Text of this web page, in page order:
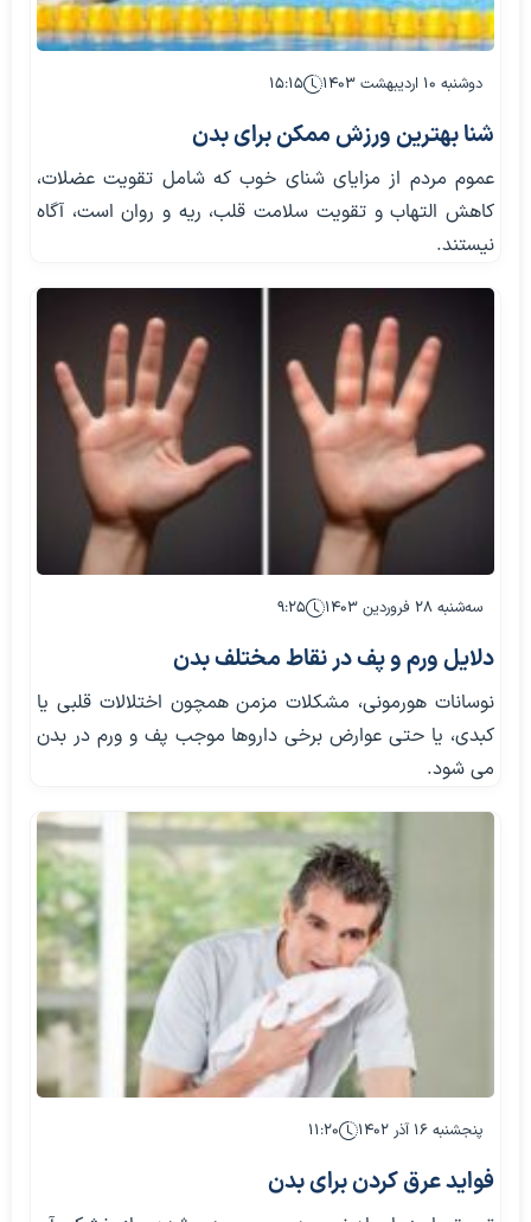
دوشنبه ۱۰ اردیبهشت ۱۴۰۳ ۱۵:۱۵
شنا بهترین ورزش ممکن برای بدن
عموم مردم از مزایای شنای خوب که شامل تقویت عضلات،
کاهش التهاب و تقویت سلامت قلب، ریه و روان است، آگاه
نیستند.
سه‌شنبه ۲۸ فروردین ۱۴۰۳ ۹:۲۵
دلایل ورم و پف در نقاط مختلف بدن
نوسانات هورمونی، مشکلات مزمن همچون اختلالات قلبی یا
کبدی، یا حتی عوارض برخی داروها موجب پف و ورم در بدن
می شود.
پنجشنبه ۱۶ آذر ۱۴۰۲ ۱۱:۲۰
فواید عرق کردن برای بدن